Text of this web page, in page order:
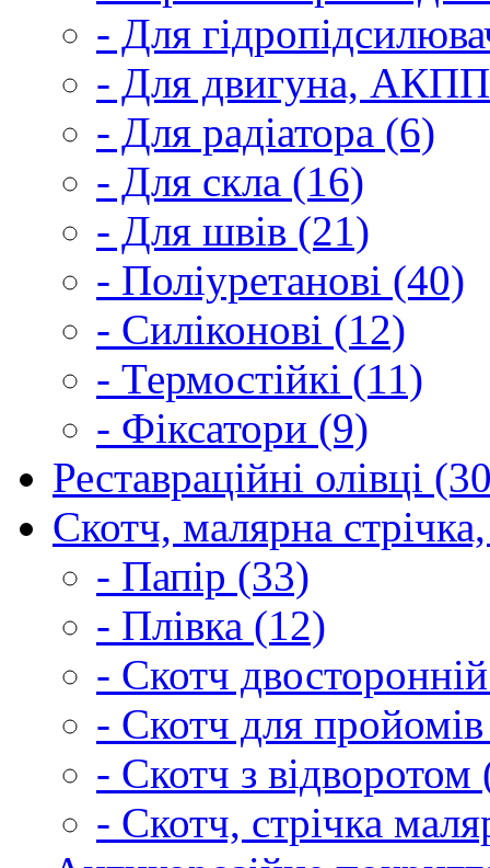
- Для
- Для двигуна,
- Для радіатора (6)
- Для скла (16)
- Для швів (21)
- Поліуретанові (40)
- Силіконові (12)
- Термостійкі (11)
- Фіксатори (9)
Реставраційні олівці
Скотч, малярна
- Папір (33)
- Плівка (12)
- Скотч
- Скотч для
- Скотч з відворотом
- Скотч, стрічка